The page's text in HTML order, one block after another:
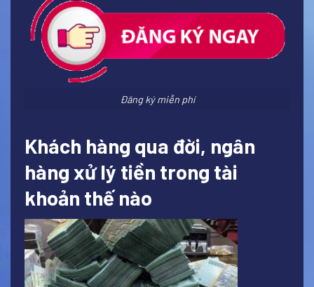
Đăng ký miễn phí
Khách hàng qua đời, ngân
hàng xử lý tiền trong tài
khoản thế nào